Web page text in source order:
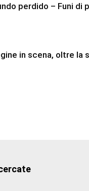
perdido – Funi di
in scena, oltre la